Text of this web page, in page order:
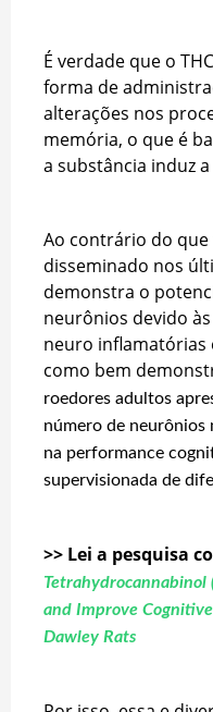
É verdade que o
forma de
alterações nos
memória, o que é
a substância induz
Ao contrário do
disseminado nos
demonstra o
neurônios devido
neuro inflamatórias
como bem
roedores adultos
número de neurônios
na performance
supervisionada de
>> Lei a pesquisa
Tetrahydrocannabinol
and Improve
Dawley Rats